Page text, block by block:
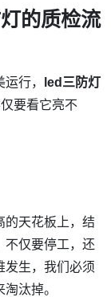
的质检流
行，
led三防灯
要看它亮不
的天花板上，结
不仅要停工，还
发生，我们必须
汰掉。